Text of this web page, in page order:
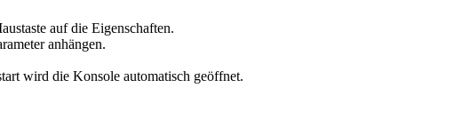
auf die Eigenschaften.
anhängen.
wird die Konsole automatisch geöffnet.